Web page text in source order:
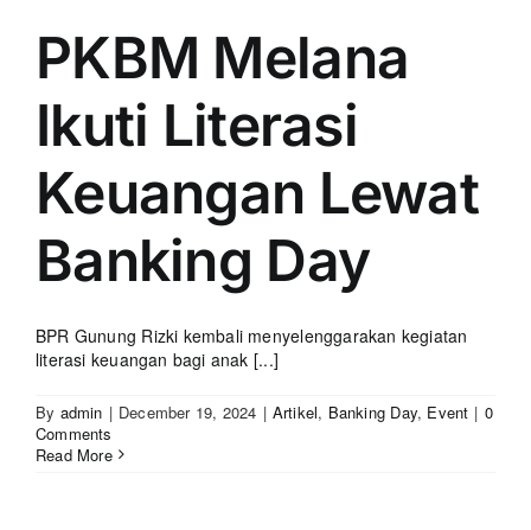
PKBM Melana
Ikuti Literasi
Keuangan Lewat
Banking Day
BPR Gunung Rizki kembali menyelenggarakan kegiatan
literasi keuangan bagi anak [...]
By admin | December 19, 2024 | Artikel, Banking Day, Event | 0
Comments
Read More